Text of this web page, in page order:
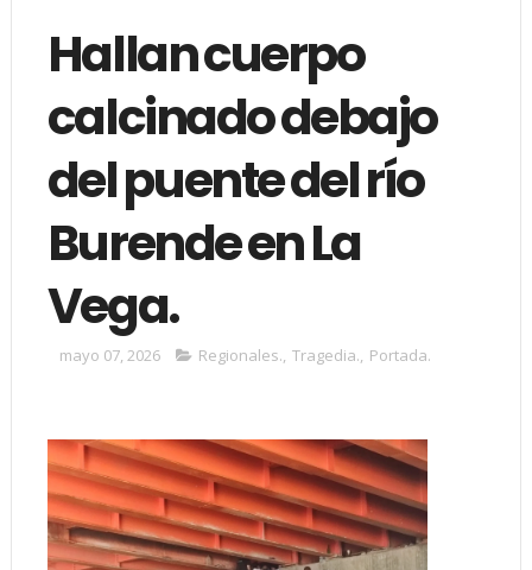
Hallan cuerpo
calcinado debajo
del puente del río
Burende en La
Vega.
mayo 07, 2026 Regionales., Tragedia., Portada.